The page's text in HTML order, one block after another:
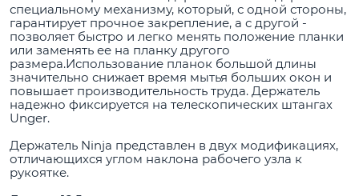
специальному механизму, который, с одной стороны,
гарантирует прочное закрепление, а с другой -
позволяет быстро и легко менять положение планки
или заменять ее на планку другого
размера.Использование планок большой длины
значительно снижает время мытья больших окон и
повышает производительность труда. Держатель
надежно фиксируется на телескопических штангах
Unger.
Держатель Ninja представлен в двух модификациях,
отличающихся углом наклона рабочего узла к
рукоятке.